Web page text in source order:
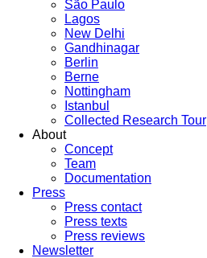
São Paulo
Lagos
New Delhi
Gandhinagar
Berlin
Berne
Nottingham
Istanbul
Collected Research Tour
About
Concept
Team
Documentation
Press
Press contact
Press texts
Press reviews
Newsletter